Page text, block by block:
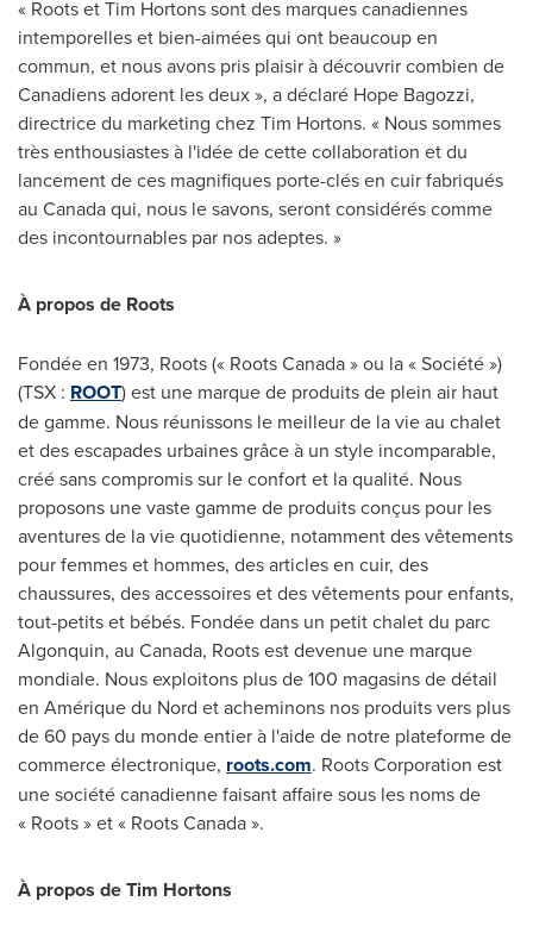
« Roots et Tim Hortons sont des marques canadiennes
intemporelles et bien-aimées qui ont beaucoup en
commun, et nous avons pris plaisir à découvrir combien de
Canadiens adorent les deux », a déclaré Hope Bagozzi,
directrice du marketing chez Tim Hortons. « Nous sommes
très enthousiastes à l'idée de cette collaboration et du
lancement de ces magnifiques porte-clés en cuir fabriqués
au Canadaqui, nous le savons, seront considérés comme
des incontournables par nos adeptes. »
À propos de Roots
Fondée en 1973, Roots (« Roots Canada » ou la « Société »)
(TSX : ROOT) est une marque de produits de plein air haut
de gamme. Nous réunissons le meilleur de la vie au chalet
et des escapades urbaines grâce à un style incomparable,
créé sans compromis sur le confort et la qualité. Nous
proposons une vaste gamme de produits conçus pour les
aventures de la vie quotidienne, notamment des vêtements
pour femmes et hommes, des articles en cuir, des
chaussures, des accessoires et des vêtements pour enfants,
tout-petits et bébés. Fondée dans un petit chalet du parc
Algonquin, au Canada, Roots est devenue une marque
mondiale. Nous exploitons plus de 100 magasins de détail
en Amérique du Nord et acheminons nos produits vers plus
de 60 pays du monde entier à l'aide de notre plateforme de
commerce électronique, roots.com. Roots Corporation est
une société canadienne faisant affaire sous les noms de
« Roots » et « Roots Canada ».
À propos de Tim Hortons